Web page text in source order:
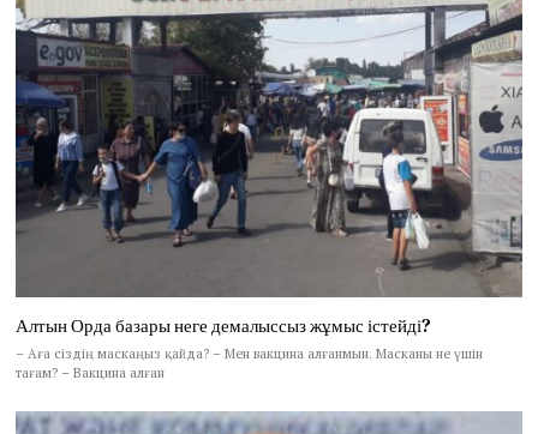
Алтын Орда базары неге демалыссыз жұмыс істейді?
– Аға сіздің маскаңыз қайда? – Мен вакцина алғанмын. Масканы не үшін
тағам? – Вакцина алған